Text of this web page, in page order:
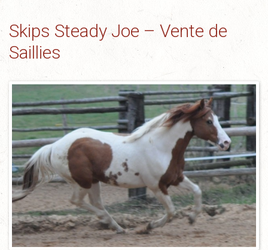
Skips Steady Joe – Vente de
Saillies